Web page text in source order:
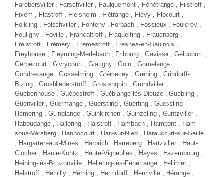
Farébersviller , Farschviller , Faulquemont , Fénétrange , Filstroff ,
Fixem , Flastroff , Fleisheim , Flétrange , Flévy , Flocourt ,
Folkling , Folschviller , Fonteny , Forbach , Fossieux , Foulcrey ,
Fouligny , Foville , Francaltroff , Fraquelfing , Frauenberg ,
Freistroff , Frémery , Frémestroff , Fresnes-en-Saulnois ,
Freybouse , Freyming-Merlebach , Fribourg , Gavisse , Gelucourt ,
Gerbécourt , Givrycourt , Glatigny , Goin , Gomelange ,
Gondrexange , Gosselming , Grémecey , Gréning , Grindorff-
Bizing , Grosbliederstroff , Grostenquin , Grundviller ,
Guebenhouse , Guébestroff , Guéblange-lès-Dieuze , Guébling ,
Guenviller , Guermange , Guerstling , Guerting , Guessling-
Hémering , Guinglange , Guinkirchen , Guinzeling , Guntzviller ,
Haboudange , Hallering , Halstroff , Hambach , Hampont , Ham-
sous-Varsberg , Hannocourt , Han-sur-Nied , Haraucourt-sur-Seille
, Hargarten-aux-Mines , Harprich , Harreberg , Hartzviller , Haut-
Clocher , Haute-Kontz , Haute-Vigneulles , Hayes , Hazembourg ,
Heining-lès-Bouzonville , Hellering-lès-Fénétrange , Hellimer ,
Helstroff , Hémilly , Héming , Henridorff , Henriville , Hérange ,